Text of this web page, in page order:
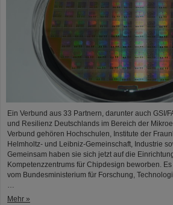
Ein Verbund aus 33 Partnern, darunter auch GSI/
und Resilienz Deutschlands im Bereich der
Verbund gehören Hochschulen, Institute der
Helmholtz- und Leibniz-Gemeinschaft, Industrie
Gemeinsam haben sie sich jetzt auf die
Kompetenzzentrums für Chipdesign beworben.
vom Bundesministerium für Forschung,
…
Mehr »